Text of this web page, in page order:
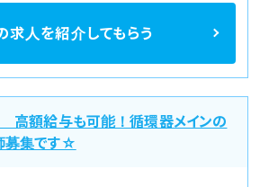
求人を紹介してもらう
高額給与も可能！循環器メインの
募集です☆